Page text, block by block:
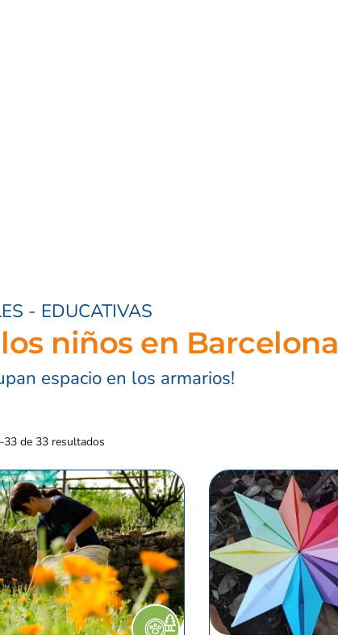
- EDUCATIVAS
niños en Barcelona
espacio en los armarios!
de 33 resultados